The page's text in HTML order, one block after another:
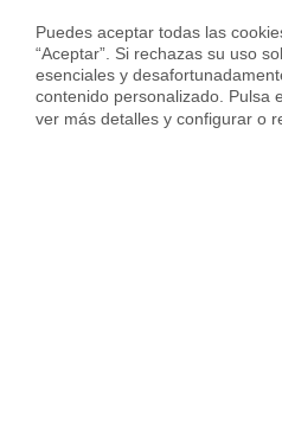
Puedes aceptar todas las
“Aceptar”. Si rechazas su uso
esenciales y
contenido personalizado. Pulsa
ver más detalles y configurar o
Venta Pisos en Barcelona
Venta Pisos en Vilanova I La
Venta Pisos en Badalona